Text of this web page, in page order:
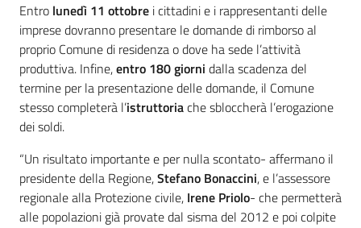
Entro lunedì 11 ottobre i cittadini e i rappresentanti delle
imprese dovranno presentare le domande di rimborso al
proprio Comune di residenza o dove ha sede l’attività
produttiva. Infine,entro 180 giorni dalla scadenza del
termine per la presentazione delle domande, il Comune
stesso completerà l’istruttoriache sbloccherà l’erogazione
dei soldi.
“Un risultato importante e per nulla scontato- affermano il
presidente della Regione,Stefano Bonaccini, e l’assessore
regionale alla Protezione civile, Irene Priolo- che permetterà
alle popolazioni già provate dal sisma del 2012 e poi colpite